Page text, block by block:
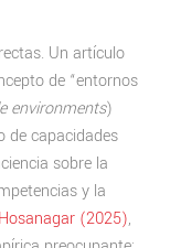
Un artículo
de “entornos
environments)
de capacidades
sobre la
y la
Hosanagar (2025),